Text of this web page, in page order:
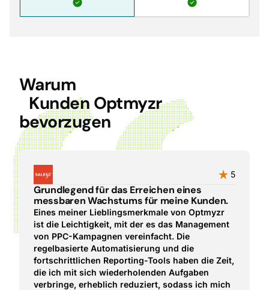
Warum
Kunden Optmyzr
bevorzugen
5
Grundlegend für das Erreichen eines
messbaren Wachstums für meine Kunden.
Eines meiner Lieblingsmerkmale von Optmyzr
ist die Leichtigkeit, mit der es das Management
von PPC-Kampagnen vereinfacht. Die
regelbasierte Automatisierung und die
fortschrittlichen Reporting-Tools haben die Zeit,
die ich mit sich wiederholenden Aufgaben
verbringe, erheblich reduziert, sodass ich mich